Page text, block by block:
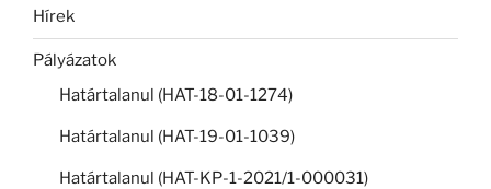
Hírek
Pályázatok
Határtalanul (HAT-18-01-1274)
Határtalanul (HAT-19-01-1039)
Határtalanul (HAT-KP-1-2021/1-000031)